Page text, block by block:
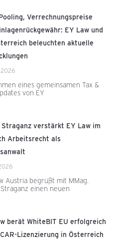
Verrechnungspreise
EY Law und
beleuchten aktuelle
2026
eines gemeinsamen Tax &
von EY
Straganz verstärkt EY Law im
Arbeitsrecht als
Austria begrüßt mit MMag.
einen neuen
berät WhiteBIT EU erfolgreich
Lizenzierung in Österreich